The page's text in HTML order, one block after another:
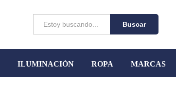
Toda la tienda Buscar
ILUMINACIÓN ROPA MARCAS